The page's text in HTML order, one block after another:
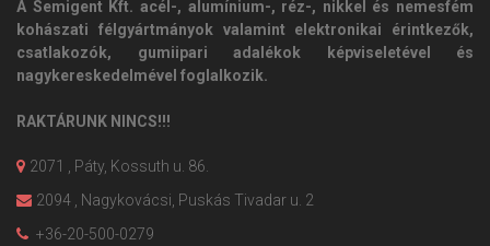
A Semigent Kft. acél-, alumínium-, réz-, nikkel és nemesfém
kohászati félgyártmányok valamint elektronikai érintkezők,
csatlakozók, gumiipari adalékok képviseletével és
nagykereskedelmével foglalkozik.
RAKTÁRUNK NINCS!!!
2071 , Páty, Kossuth u. 86.
2094 , Nagykovácsi, Puskás Tivadar u. 2
+36-20-500-0279